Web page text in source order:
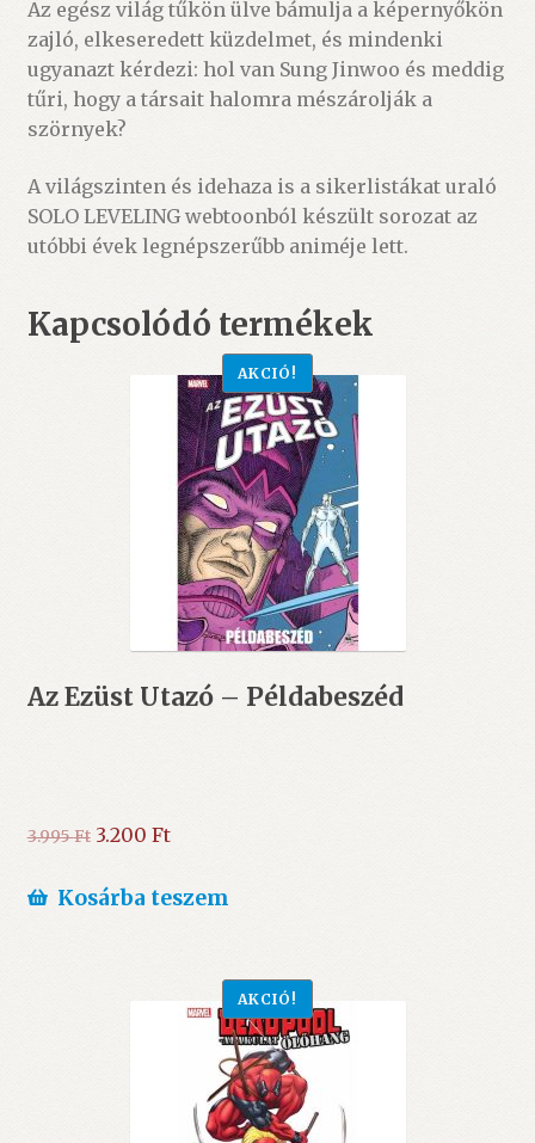
Az egész világ tűkön ülve bámulja a képernyőkön
zajló, elkeseredett küzdelmet, és mindenki
ugyanazt kérdezi: hol van Sung Jinwoo és meddig
tűri, hogy a társait halomra mészárolják a
szörnyek?
A világszinten és idehaza is a sikerlistákat uraló
SOLO LEVELING webtoonból készült sorozat az
utóbbi évek legnépszerűbb animéje lett.
Kapcsolódó termékek
Az Ezüst Utazó – Példabeszéd
AKCIÓ!
3.995Ft Original
was:
3.200 FtCurrent
is:
Kosárba teszem
AKCIÓ!